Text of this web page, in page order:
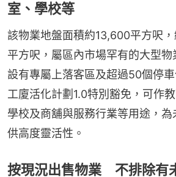
室、學校等
該物業地盤面積約13,600平方呎
平方呎，屬區內市場罕有的大型
設有專屬上落客區及超過50個停
工廈活化計劃1.0特別豁免，可作
學校及商舖與服務行業等用途，
供高度靈活性。
按現況出售物業 不排除有